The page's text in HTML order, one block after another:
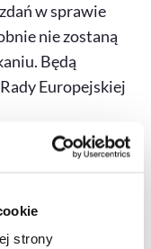
strony
w sprawie
nie zostaną
Będą
Europejskiej
stanowiska w
kanclerza